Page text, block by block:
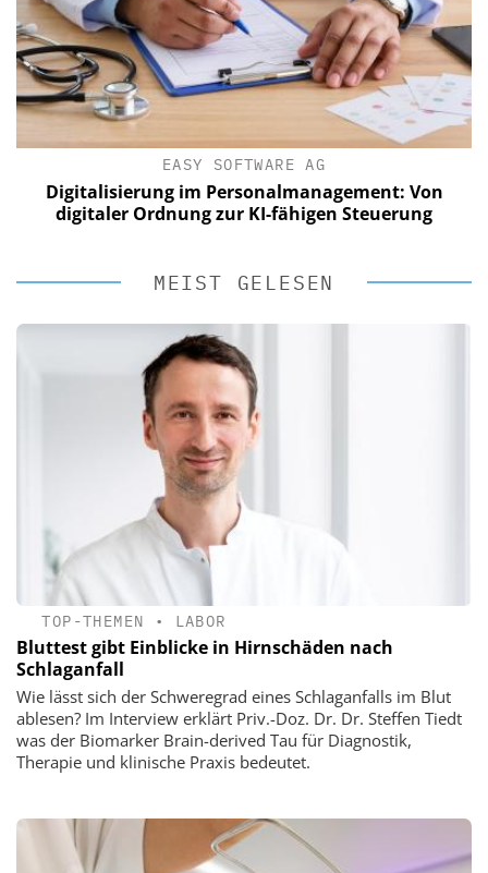
EASY SOFTWARE AG
Digitalisierung im Personalmanagement: Von
digitaler Ordnung zur KI-fähigen Steuerung
MEIST GELESEN
TOP-THEMEN • LABOR
Bluttest gibt Einblicke in Hirnschäden nach
Schlaganfall
Wie lässt sich der Schweregrad eines Schlaganfalls im Blut
ablesen? Im Interview erklärt Priv.-Doz. Dr. Dr. Steffen Tiedt
was der Biomarker Brain-derived Tau für Diagnostik,
Therapie und klinische Praxis bedeutet.